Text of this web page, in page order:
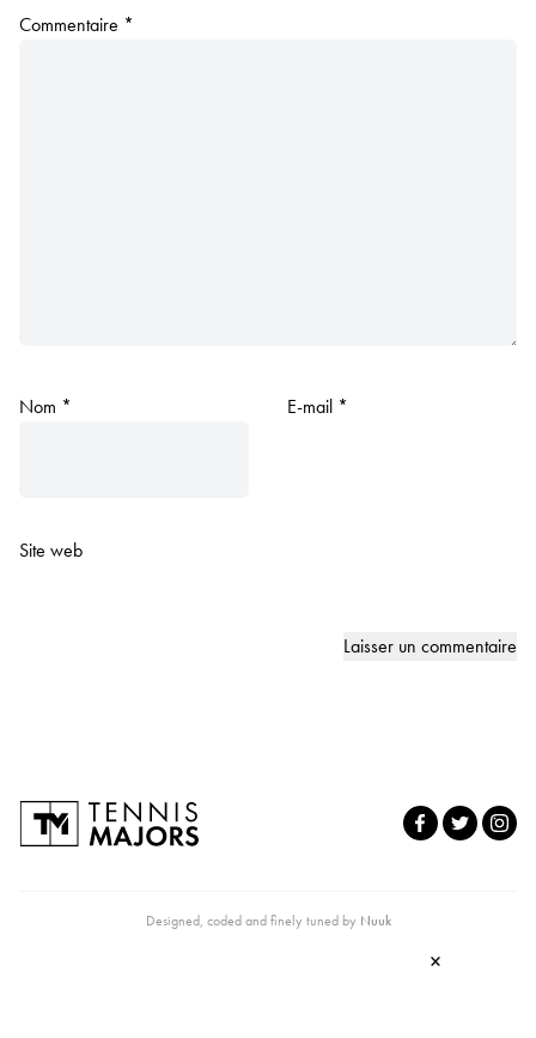
Commentaire *
Nom * E-mail *
Site web
Designed, coded and finely tuned by Nuuk
×